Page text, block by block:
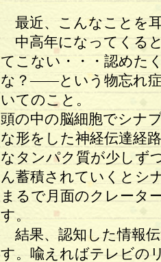
最近、こんなことを
中高年になってくる
てこない・・・認めた
な？――という物忘れ
いてのこと。
頭の中の脳細胞でシナ
な形をした神経伝達経
なタンパク質が少しず
ん蓄積されていくとシ
まるで月面のクレータ
す。
結果、認知した情報
す。喩えればテレビの